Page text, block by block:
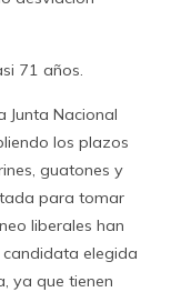
71 años.
Junta Nacional
los plazos
guatones y
para tomar
liberales han
elegida
ya que tienen